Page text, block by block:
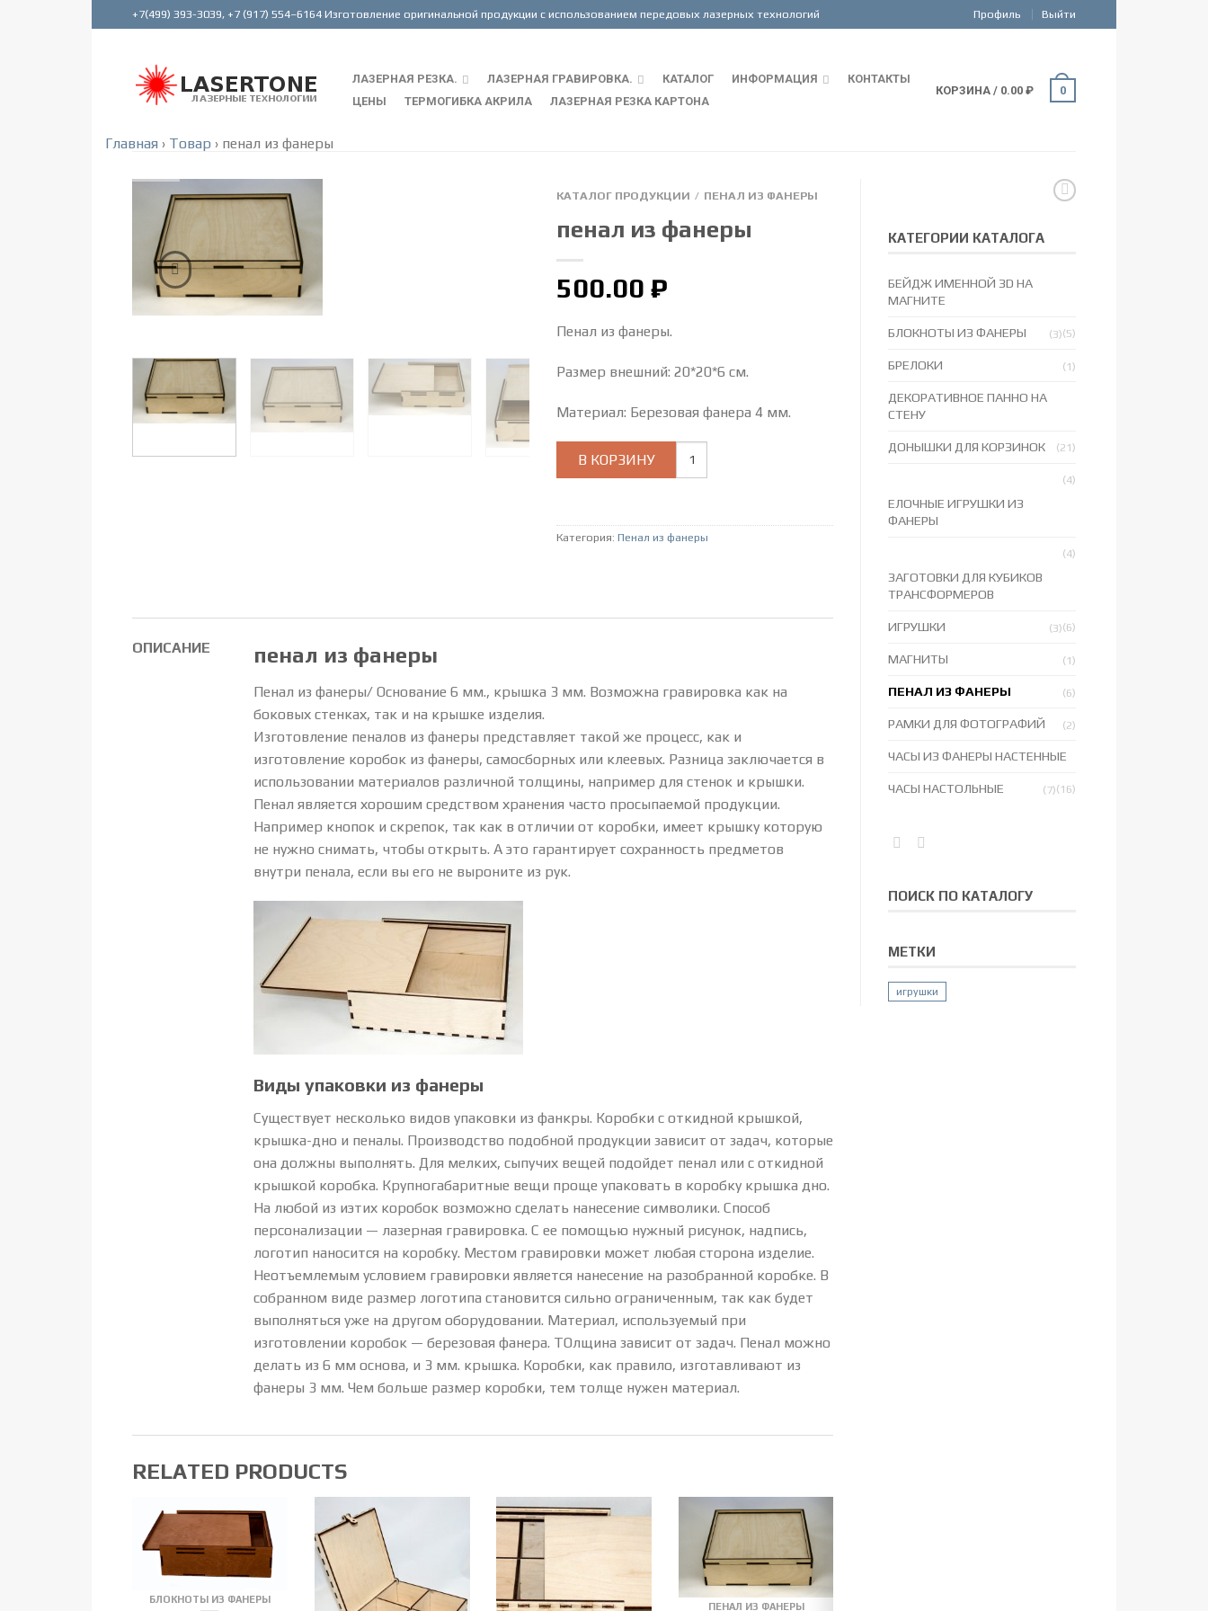
Профиль Выйти
ЛАЗЕРНАЯ РЕЗКА. ЛАЗЕРНАЯ ГРАВИРОВКА. КАТАЛОГ ИНФОРМАЦИЯ
КОНТАКТЫ
ЦЕНЫ
ТЕРМОГИБКА АКРИЛА ЛАЗЕРНАЯ РЕЗКА КАРТОНА
КОРЗИНА / 0.00 ₽ 0
Главная › Товар › пенал из фанеры
КАТАЛОГ ПРОДУКЦИИ / ПЕНАЛ ИЗ ФАНЕРЫ
пенал из фанеры
500.00₽
Пенал из фанеры.
Размер внешний: 20*20*6 см.
Материал: Березовая фанера 4 мм.
В КОРЗИНУ
Количество
товара
Категория:Пенал из фанеры
ОПИСАНИЕ пенал из фанеры
Пенал из фанеры/ Основание 6 мм., крышка 3 мм. Возможна гравировка как на
боковых стенках, так и на крышке изделия.
Изготовление пеналов из фанеры представляет такой же процесс, как и
изготовление коробок из фанеры, самосборных или клеевых. Разница заключается в
использовании материалов различной толщины, например для стенок и крышки.
Пенал является хорошим средством хранения часто просыпаемой продукции.
Например кнопок и скрепок, так как в отличии от коробки, имеет крышку которую
не нужно снимать, чтобы открыть. А это гарантирует сохранность предметов
внутри пенала, если вы его не выроните из рук.
Виды упаковки из фанеры
Существует несколько видов упаковки из фанкры. Коробки с откидной крышкой,
крышка-дно и пеналы. Производство подобной продукции зависит от задач, которые
она должны выполнять. Для мелких, сыпучих вещей подойдет пенал или с откидной
крышкой коробка. Крупногабаритные вещи проще упаковать в коробку крышка дно.
На любой из иэтих коробок возможно сделать нанесение символики. Способ
персонализации — лазерная гравировка. С ее помощью нужный рисунок, надпись,
логотип наносится на коробку. Местом гравировки может любая сторона изделие.
Неотъемлемым условием гравировки является нанесение на разобранной коробке. В
собранном виде размер логотипа становится сильно ограниченным, так как будет
выполняться уже на другом оборудовании. Материал, используемый при
изготовлении коробок — березовая фанера. ТОлщина зависит от задач. Пенал можно
делать из 6 мм основа, и 3 мм. крышка. Коробки, как правило, изготавливают из
фанеры 3 мм. Чем больше размер коробки, тем толще нужен материал.
RELATED PRODUCTS
БЛОКНОТЫ ИЗ ФАНЕРЫ
ПЕНАЛ ИЗ ФАНЕРЫ
КАТЕГОРИИ КАТАЛОГА
БЕЙДЖ ИМЕННОЙ 3D НА
МАГНИТЕ
(5)
БЛОКНОТЫ ИЗ ФАНЕРЫ (3)
БРЕЛОКИ (1)
ДЕКОРАТИВНОЕ ПАННО НА
СТЕНУ
(21)
ДОНЫШКИ ДЛЯ КОРЗИНОК
(4)
ЕЛОЧНЫЕ ИГРУШКИ ИЗ
ФАНЕРЫ
(4)
ЗАГОТОВКИ ДЛЯ КУБИКОВ
ТРАНСФОРМЕРОВ
(6)
ИГРУШКИ (3)
МАГНИТЫ (1)
ПЕНАЛ ИЗ ФАНЕРЫ (6)
РАМКИ ДЛЯ ФОТОГРАФИЙ (2)
ЧАСЫ ИЗ ФАНЕРЫ НАСТЕННЫЕ
(16)
ЧАСЫ НАСТОЛЬНЫЕ (7)
ПОИСК ПО КАТАЛОГУ
МЕТКИ
игрушки